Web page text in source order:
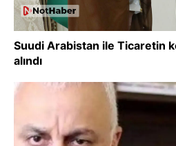
Suudi Arabistan ile Ticaretin
alındı